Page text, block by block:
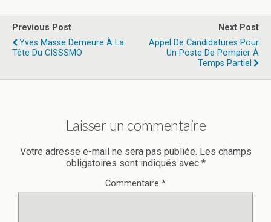
Previous Post
Yves Masse Demeure À La
Tête Du CISSSMO
Next Post
Appel De Candidatures Pour
Un Poste De Pompier À
Temps Partiel
Laisser un commentaire
Votre adresse e-mail ne sera pas publiée. Les champs
obligatoires sont indiqués avec *
Commentaire *